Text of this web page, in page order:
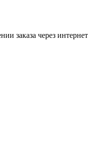
заказа через